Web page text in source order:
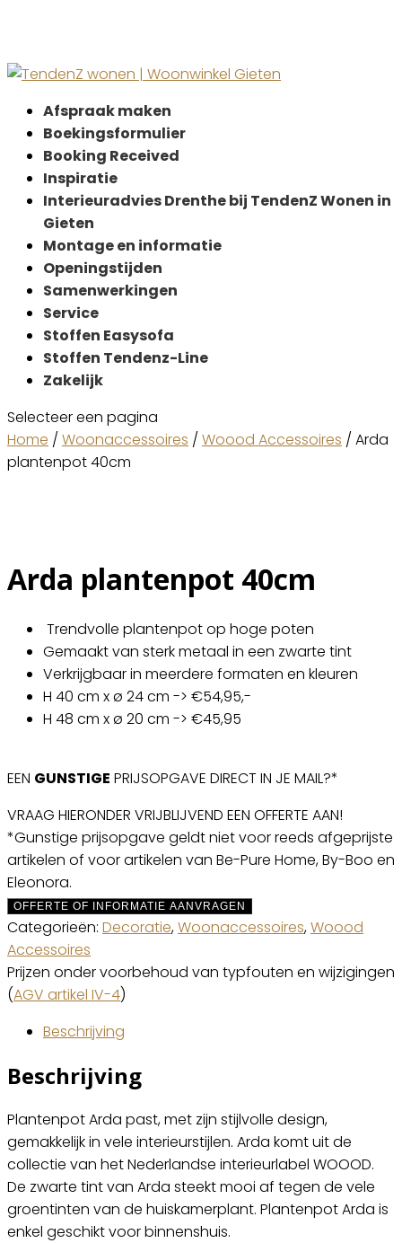
Afspraak maken
Boekingsformulier
Booking Received
Inspiratie
Interieuradvies Drenthe bij TendenZ Wonen in
Gieten
Montage en informatie
Openingstijden
Samenwerkingen
Service
Stoffen Easysofa
Stoffen Tendenz-Line
Zakelijk
Selecteer een pagina
Home / Woonaccessoires / Woood Accessoires / Arda
plantenpot 40cm
Arda plantenpot 40cm
Trendvolle plantenpot op hoge poten
Gemaakt van sterk metaal in een zwarte tint
Verkrijgbaar in meerdere formaten en kleuren
H 40 cm x ø 24 cm -> €54,95,-
H 48 cm x ø 20 cm -> €45,95
EEN GUNSTIGE PRIJSOPGAVE DIRECT IN JE MAIL?*
VRAAG HIERONDER VRIJBLIJVEND EEN OFFERTE AAN!
*Gunstige prijsopgave geldt niet voor reeds afgeprijste
artikelen of voor artikelen van Be-Pure Home, By-Boo en
Eleonora.
OFFERTE OF INFORMATIE AANVRAGEN
Categorieën: Decoratie,Woonaccessoires,Woood
Accessoires
Prijzen onder voorbehoud van typfouten en wijzigingen
(AGV artikel IV-4)
Beschrijving
Beschrijving
Plantenpot Arda past, met zijn stijlvolle design,
gemakkelijk in vele interieurstijlen. Arda komt uit de
collectie van het Nederlandse interieurlabel WOOOD.
De zwarte tint van Arda steekt mooi af tegen de vele
groentinten van de huiskamerplant. Plantenpot Arda is
enkel geschikt voor binnenshuis.